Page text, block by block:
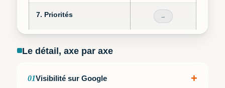
7. Priorités →
Le détail, axe par axe
01Visibilité sur Google +